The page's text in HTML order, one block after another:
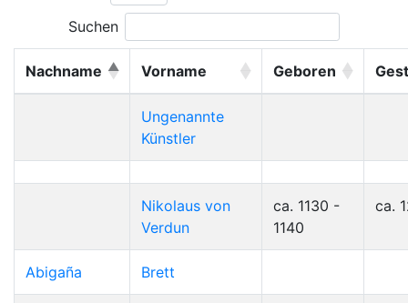
Suchen
Nachname Vorname Geboren
Ungenannte
Künstler
Nikolaus von
Verdun
ca. 1130 -
1140
ca.
Abigaña Brett